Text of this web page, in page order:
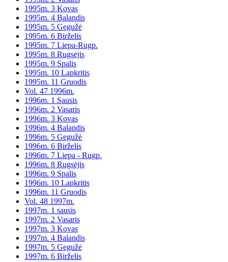
1995m. 3 Kovas
1995m. 4 Balandis
1995m. 5 Gegužė
1995m. 6 Birželis
1995m. 7 Liepa-Rugp.
1995m. 8 Rugsėjis
1995m. 9 Spalis
1995m. 10 Lapkritis
1995m. 11 Gruodis
Vol. 47 1996m.
1996m. 1 Sausis
1996m. 2 Vasaris
1996m. 3 Kovas
1996m. 4 Balandis
1996m. 5 Gegužė
1996m. 6 Birželis
1996m. 7 Liepa - Rugp.
1996m. 8 Rugsėjis
1996m. 9 Spalis
1996m. 10 Lapkritis
1996m. 11 Gruodis
Vol. 48 1997m.
1997m. 1 sausis
1997m. 2 Vasaris
1997m. 3 Kovas
1997m. 4 Balandis
1997m. 5 Gegužė
1997m. 6 Birželis